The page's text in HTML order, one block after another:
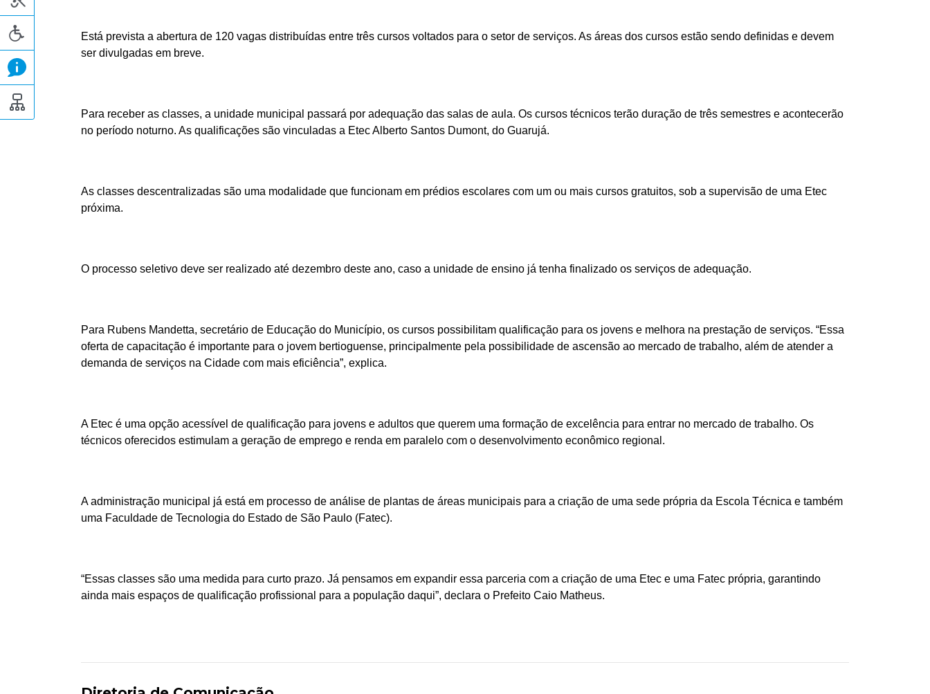
Está prevista a abertura de 120 vagas distribuídas entre três cursos voltados para o setor de serviços. As áreas dos cursos estão sendo definidas e devem
ser divulgadas em breve.
Para receber as classes, a unidade municipal passará por adequação das salas de aula. Os cursos técnicos terão duração de três semestres e acontecerão
no período noturno. As qualificações são vinculadas a Etec Alberto Santos Dumont, do Guarujá.
As classes descentralizadas são uma modalidade que funcionam em prédios escolares com um ou mais cursos gratuitos, sob a supervisão de uma Etec
próxima.
O processo seletivo deve ser realizado até dezembro deste ano, caso a unidade de ensino já tenha finalizado os serviços de adequação.
Para Rubens Mandetta, secretário de Educação do Município, os cursos possibilitam qualificação para os jovens e melhora na prestação de serviços. “Essa
oferta de capacitação é importante para o jovem bertioguense, principalmente pela possibilidade de ascensão ao mercado de trabalho, além de atender a
demanda de serviços na Cidade com mais eficiência”, explica.
A Etec é uma opção acessível de qualificação para jovens e adultos que querem uma formação de excelência para entrar no mercado de trabalho. Os
técnicos oferecidos estimulam a geração de emprego e renda em paralelo com o desenvolvimento econômico regional.
A administração municipal já está em processo de análise de plantas de áreas municipais para a criação de uma sede própria da Escola Técnica e também
uma Faculdade de Tecnologia do Estado de São Paulo (Fatec).
“Essas classes são uma medida para curto prazo. Já pensamos em expandir essa parceria com a criação de uma Etec e uma Fatec própria, garantindo
ainda mais espaços de qualificação profissional para a população daqui”, declara o Prefeito Caio Matheus.